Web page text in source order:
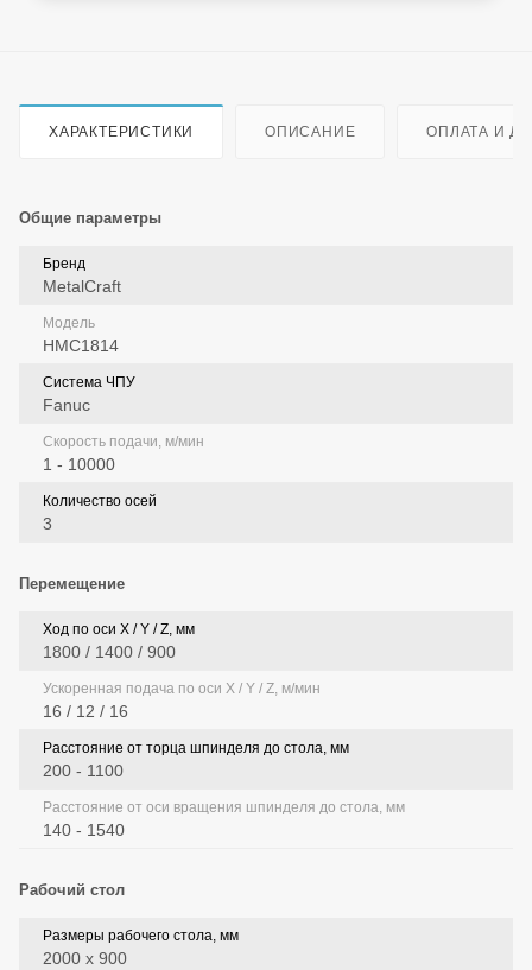
ХАРАКТЕРИСТИКИ ОПИСАНИЕ ОПЛАТА И
Общие параметры
Бренд
MetalCraft
Модель
HMC1814
Система ЧПУ
Fanuc
Скорость подачи, м/мин
1 - 10000
Количество осей
3
Перемещение
Ход по оси X / Y / Z, мм
1800 / 1400 / 900
Ускоренная подача по оси X / Y / Z, м/мин
16 / 12 / 16
Расстояние от торца шпинделя до стола, мм
200 - 1100
Расстояние от оси вращения шпинделя до стола, мм
140 - 1540
Рабочий стол
Размеры рабочего стола, мм
2000 x 900